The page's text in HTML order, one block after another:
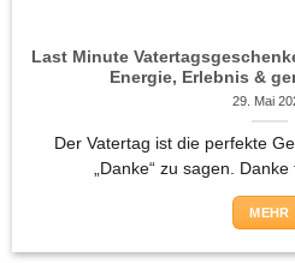
Last Minute
Energie, Erlebnis &
29. Mai
Der Vatertag ist die perfekte
„Danke“ zu sagen.
MEHR